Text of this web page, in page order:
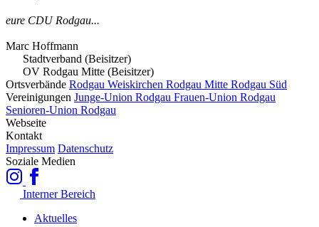
eure CDU Rodgau...
Marc Hoffmann
Stadtverband (Beisitzer)
OV Rodgau Mitte (Beisitzer)
Ortsverbände Rodgau Weiskirchen Rodgau Mitte Rodgau Süd
Vereinigungen Junge-Union Rodgau Frauen-Union Rodgau
Senioren-Union Rodgau
Webseite
Kontakt
Impressum Datenschutz
Soziale Medien
Interner Bereich
Aktuelles